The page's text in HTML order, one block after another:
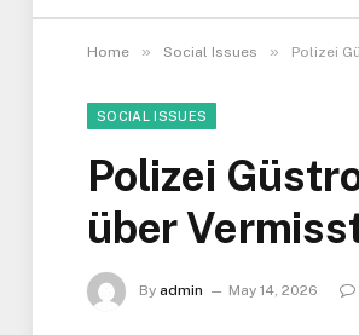
Home » Social Issues » Polizei
SOCIAL ISSUES
Polizei
über
By admin May 14, 2026